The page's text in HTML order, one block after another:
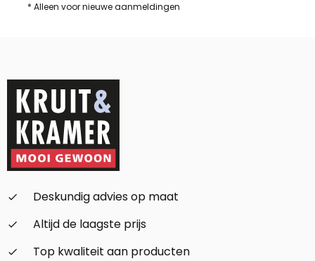
* Alleen voor nieuwe aanmeldingen
check_small
Deskundig advies op maat
check_small
Altijd de laagste prijs
check_small
Top kwaliteit aan producten